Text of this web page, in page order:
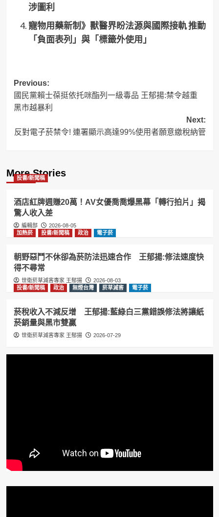
涉圖利
寵物用藥新制》獸醫界盼法源與國際接軌 推動
「負面表列」與「標籤外使用」
Post
navigation
Previous:
國民黨賴士葆挺依托咪酯列一級毒品 王郁揚:禁令越重
黑市越暴利
Next:
反對電子菸禁令! 連署顯示高達99%使用者願意繳稅納管
More Stories
投書/新聞稿
酒店紅牌週賺20萬！AV女優喬喬爆黑幕「轉行拍片」揭
驚人收入差
編輯部
2026-08-05
加熱菸
投書/新聞稿 政治 電子菸
朝野惡鬥不休卻為菸防法迅速合作 王郁揚:修法速度快
得不尋常
世衛菸草減害專家 王郁揚
2026-08-03
投書/新聞稿
政治 無煙台灣 菸草減害 電子菸
菸稅收入不減反增 王郁揚:藍綠白三黨錯誤修法將讓紙
菸銷量與黑市雙贏
世衛菸草減害專家 王郁揚 2026-07-29